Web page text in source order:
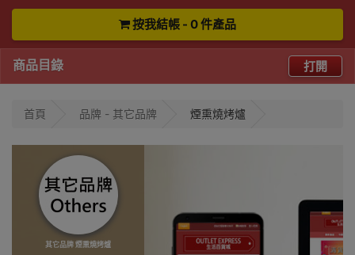
按我結帳 - 0 件產品
商品目錄 打開
首頁 品牌 - 其它品牌 煙熏燒烤爐
其它品牌 煙熏燒烤爐